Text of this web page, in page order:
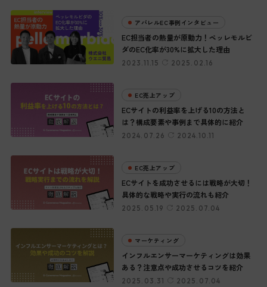
アパレルEC事例インタビュー
2023.11.15 2025.02.16
EC担当者の熱量が原動力！ペッレモルビ
ダのEC化率が30%に拡大した理由
EC売上アップ
2024.07.26 2024.10.11
ECサイトの利益率を上げる10の方法と
は？構成要素や事例まで具体的に紹介
EC売上アップ
2025.05.19 2025.07.04
ECサイトを成功させるには戦略が大切！
具体的な戦略や実行の流れも紹介
マーケティング
2025.03.31 2025.07.04
インフルエンサーマーケティングは効果
ある？注意点や成功させるコツを紹介